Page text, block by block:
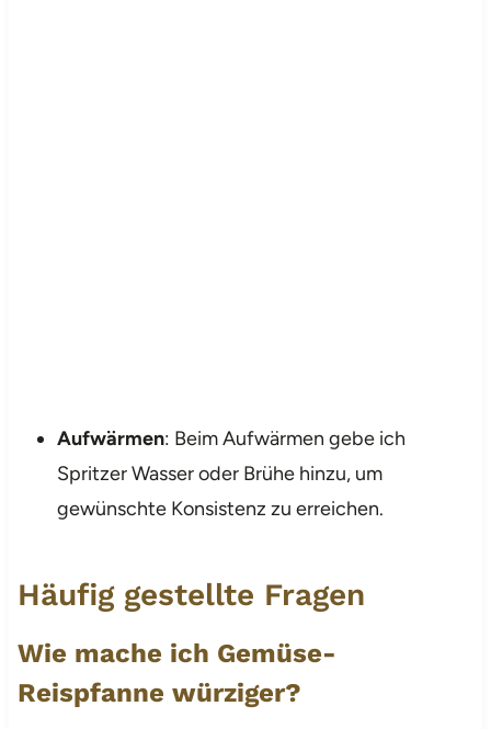
Aufwärmen: Beim Aufwärmen gebe ich
Spritzer Wasser oder Brühe hinzu, um
gewünschte Konsistenz zu erreichen.
Häufig gestellte Fragen
Wie mache ich Gemüse-
Reispfanne würziger?